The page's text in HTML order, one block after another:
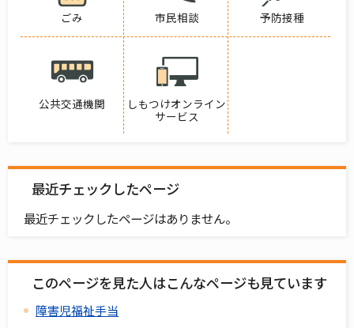
ごみ 市民相談 予防接種
公共交通機関
しもつけオンライン
サービス
最近チェックしたページ
最近チェックしたページはありません。
このページを見た人はこんなページも見ています
障害児福祉手当